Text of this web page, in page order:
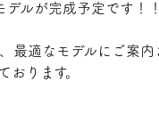
デルが完成予定です！
最適なモデルにご案
おります。